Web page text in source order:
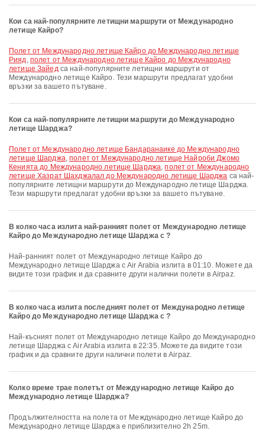
Кои са най-популярните летищни маршрути от Международно
летище Кайро?
полет от Международно летище Кайро до Международно летище
Рияд, полет от Международно летище Кайро до Международно
летище Зайедса най-популярните летищни маршрути от
Международно летище Кайро. Тези маршрути предлагат удобни
връзки за вашето пътуване.
Кои са най-популярните летищни маршрути до Международно
летище Шарджа?
полет от Международно летище Бандаранаике до Международно
летище Шарджа,полет от Международно летище Найроби Джомо
Кенията до Международно летище Шарджа,полет от Международно
летище Хазрат Шахджалал до Международно летище Шарджа са най-
популярните летищни маршрути до Международно летище Шарджа.
Тези маршрути предлагат удобни връзки за вашето пътуване.
В колко часа излита най-ранният полет от Международно летище
Кайро до Международно летище Шарджа с ?
Най-ранният полет от Международно летище Кайро до
Международно летище Шарджа с Air Arabia излита в 01:10. Можете да
видите този график и да сравните други налични полети в Airpaz.
В колко часа излита последният полет от Международно летище
Кайро до Международно летище Шарджа с ?
Най-късният полет от Международно летище Кайро до Международно
летище Шарджа с Air Arabia излита в 22:35. Можете да видите този
график и да сравните други налични полети в Airpaz.
Колко време трае полетът от Международно летище Кайро до
Международно летище Шарджа?
Продължителността на полета от Международно летище Кайро до
Международно летище Шарджа е приблизително 2h 25m.